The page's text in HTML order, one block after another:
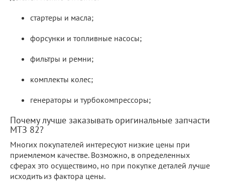
стартеры и масла;
форсунки и топливные насосы;
фильтры и ремни;
комплекты колес;
генераторы и турбокомпрессоры;
Почему лучше заказывать оригинальные запчасти
МТЗ 82?
Многих покупателей интересуют низкие цены при
приемлемом качестве. Возможно, в определенных
сферах это осуществимо, но при покупке деталей лучше
исходить из фактора цены.